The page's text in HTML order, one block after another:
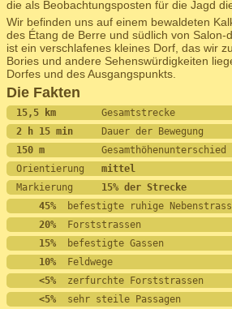
die als Beobachtungsposten für die Jagd
Wir befinden uns auf einem bewaldeten
des Étang de Berre und südlich von Salon-
ist ein verschlafenes kleines Dorf, das wir
Bories und andere Sehenswürdigkeiten
Dorfes und des Ausgangspunkts.
Die Fakten
15,5 km Gesamtstrecke
2 h 15 min
Dauer der Bewegung
150 m Gesamthöhenunterschied
Orientierung mittel
Markierung 15% der Strecke
    45%
befestigte ruhige
    20%
  Forststrassen
    15%
  befestigte Gassen
    10%
  Feldwege
    <5%
  zerfurchte Forststrassen
    <5%
  sehr steile Passagen